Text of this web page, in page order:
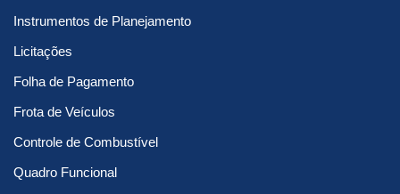
Instrumentos de Planejamento
Licitações
Folha de Pagamento
Frota de Veículos
Controle de Combustível
Quadro Funcional